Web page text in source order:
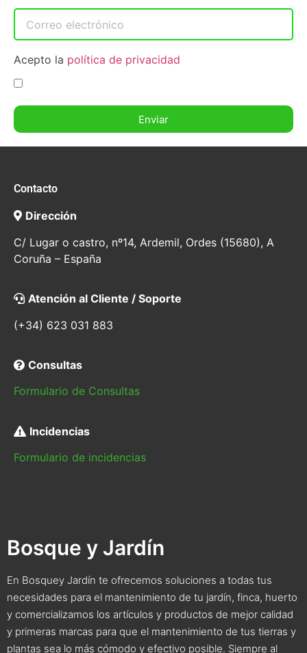
Acepto la política de privacidad
Enviar
Contacto
Dirección
C/ Lugar o castro, nº14, Ardemil, Ordes (15680), A
Coruña – España
Atención al Cliente / Soporte
(+34) 623 031 883
Consultas
Formulario de Consultas
Incidencias
Formulario de incidencias
Bosque y Jardín
En Bosquey Jardín te ofrecemos soluciones a todas tus
necesidades para el mantenimiento de tu jardín, finca, huerto
y comercializamos los artículos y productos de mejor calidad
y primeras marcas para que el mantenimiento de tus tierras y
plantas sea lo más cómodo y efectivo posible. Siempre al